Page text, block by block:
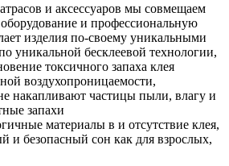
и аксессуаров мы совмещаем
и профессиональную
изделия по-своему уникальными
уникальной бесклеевой технологии,
токсичного запаха клея
воздухопроницаемости,
накапливают частицы пыли, влагу и
запахи
материалы в и отсутствие клея,
и безопасный сон как для взрослых,